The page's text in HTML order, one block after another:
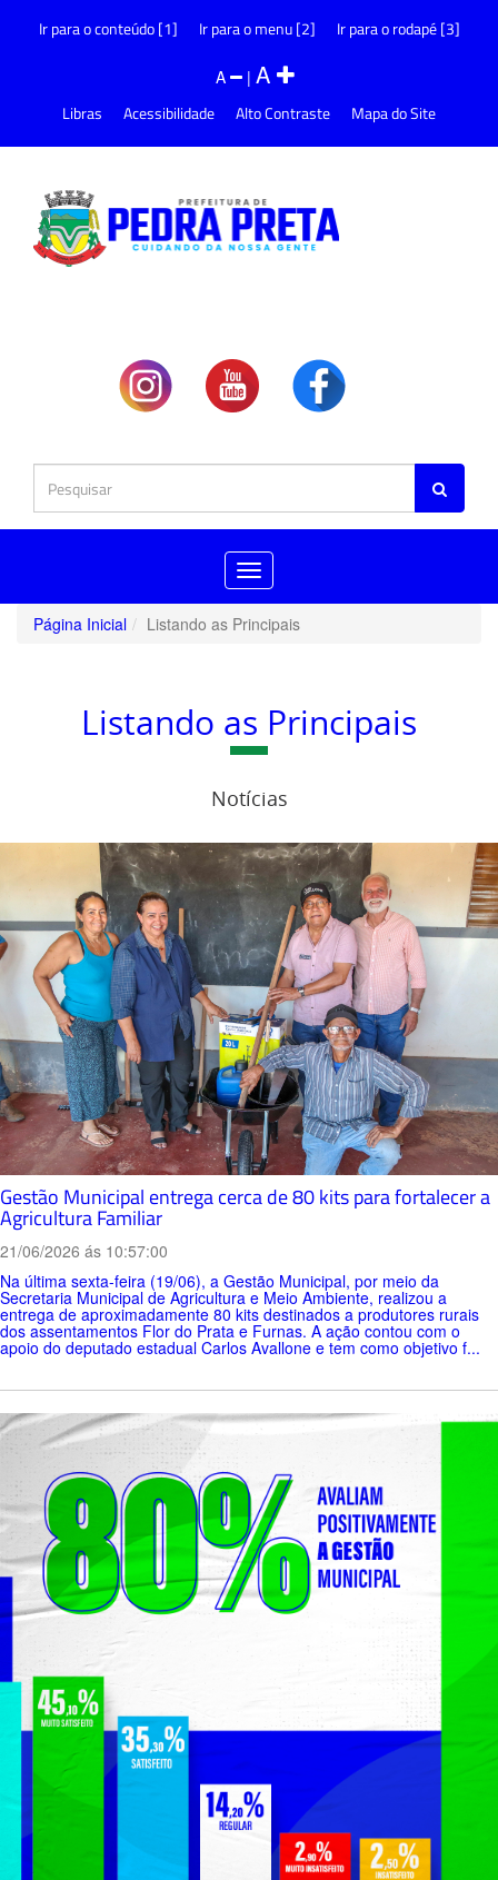
Ir para o conteúdo [1] Ir para o menu [2] Ir para o rodapé [3]
A |A
Libras Acessibilidade Alto Contraste Mapa do Site
Toggle
navigation
Página Inicial
Listando as Principais
Listando as Principais
Notícias
Gestão Municipal entrega cerca de 80 kits para fortalecer a
Agricultura Familiar
21/06/2026 ás 10:57:00
Na última sexta-feira (19/06), a Gestão Municipal, por meio da
Secretaria Municipal de Agricultura e Meio Ambiente, realizou a
entrega de aproximadamente 80 kits destinados a produtores rurais
dos assentamentos Flor do Prata e Furnas. A ação contou com o
apoio do deputado estadual Carlos Avallone e tem como objetivo f...